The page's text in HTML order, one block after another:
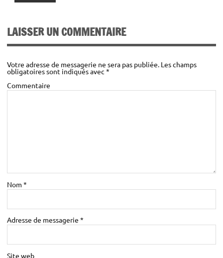
LAISSER UN COMMENTAIRE
Votre adresse de messagerie ne sera pas publiée. Les champs
obligatoires sont indiqués avec*
Commentaire
Nom*
Adresse de messagerie*
Site web